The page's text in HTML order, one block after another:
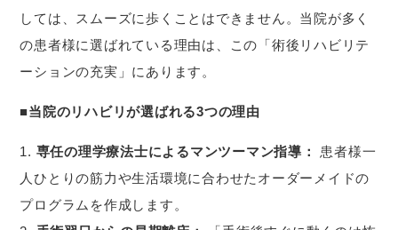
しては、スムーズに歩くことはできません。当院が多く
の患者様に選ばれている理由は、この「術後リハビリテ
ーションの充実」にあります。
■当院のリハビリが選ばれる3つの理由
専任の理学療法士によるマンツーマン指導：
患者様一
人ひとりの筋力や生活環境に合わせたオーダーメイドの
プログラムを作成します。